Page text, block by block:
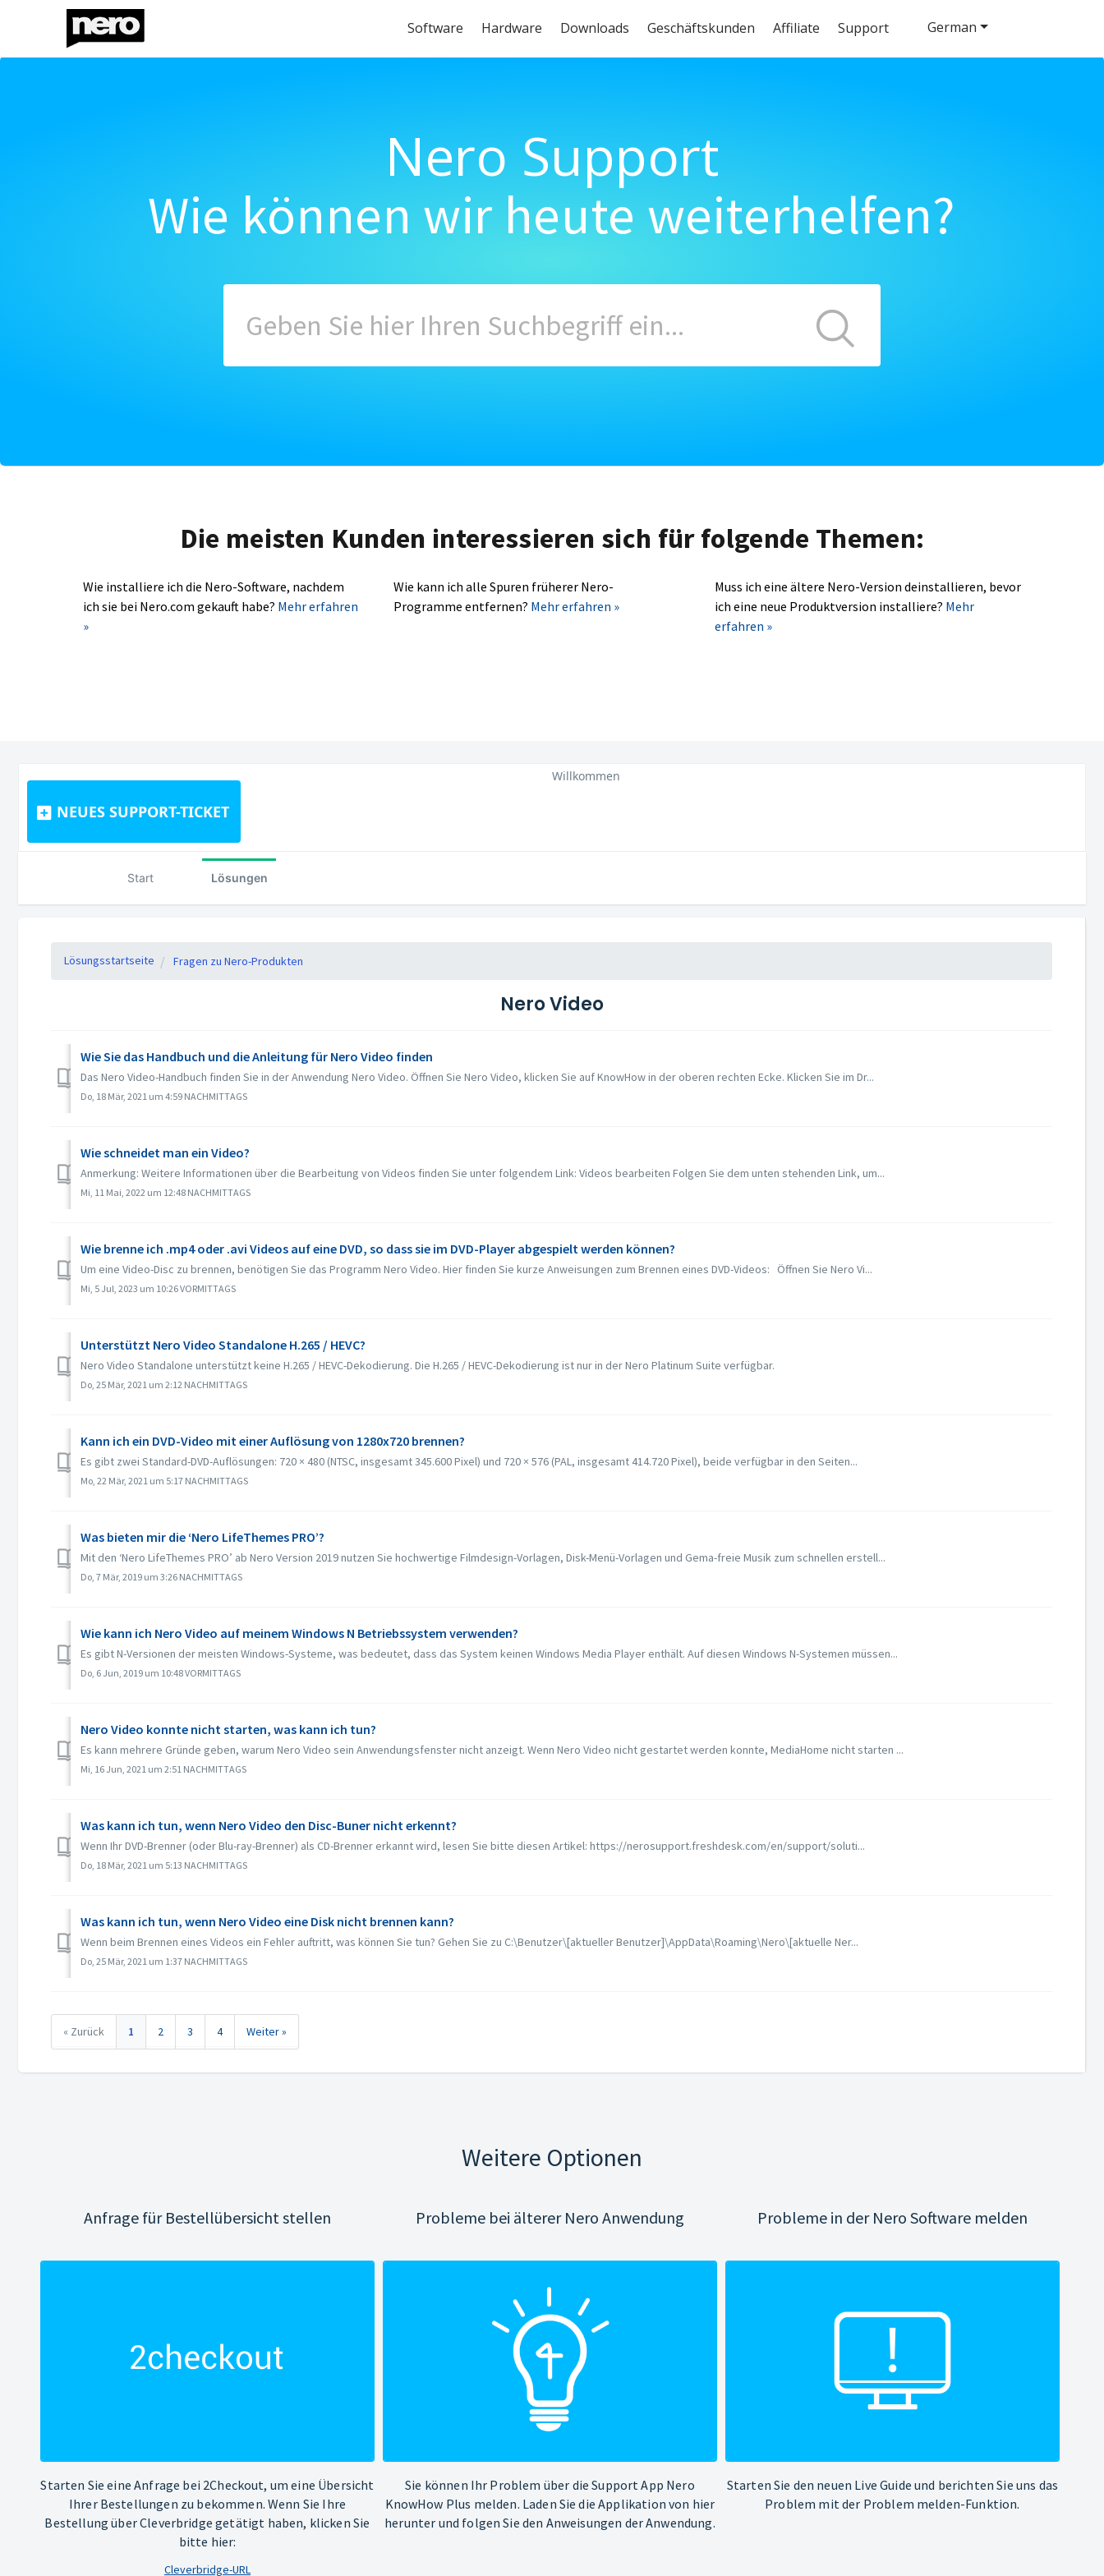
Software Hardware Downloads Geschäftskunden Affiliate Support
Nero Support
Wie können wir heute weiterhelfen?
Die meisten Kunden interessieren sich für folgende Themen:
Wie installiere ich die Nero-Software, nachdem
ich sie bei Nero.com gekauft habe? Mehr erfahren
»
Wie kann ich alle Spuren früherer Nero-
Programme entfernen? Mehr erfahren »
Muss ich eine ältere Nero-Version deinstallieren, bevor
ich eine neue Produktversion installiere? Mehr
erfahren »
NEUES SUPPORT-TICKET
German
Willkommen
Start Lösungen
Lösungsstartseite Fragen zu Nero-Produkten
Nero Video
Wie Sie das Handbuch und die Anleitung für Nero Video finden
Das Nero Video-Handbuch finden Sie in der Anwendung Nero Video. Öffnen Sie Nero Video, klicken Sie auf KnowHow in der oberen rechten Ecke. Klicken Sie im Dr...
Do, 18 Mär, 2021 um 4:59 NACHMITTAGS
Wie schneidet man ein Video?
Anmerkung: Weitere Informationen über die Bearbeitung von Videos finden Sie unter folgendem Link: Videos bearbeiten Folgen Sie dem unten stehenden Link, um...
Mi, 11 Mai, 2022 um 12:48 NACHMITTAGS
Wie brenne ich .mp4 oder .avi Videos auf eine DVD, so dass sie im DVD-Player abgespielt werden können?
Um eine Video-Disc zu brennen, benötigen Sie das Programm Nero Video. Hier finden Sie kurze Anweisungen zum Brennen eines DVD-Videos: Öffnen Sie Nero Vi...
Mi, 5 Jul, 2023 um 10:26 VORMITTAGS
Unterstützt Nero Video Standalone H.265 / HEVC?
Nero Video Standalone unterstützt keine H.265 / HEVC-Dekodierung. Die H.265 / HEVC-Dekodierung ist nur in der Nero Platinum Suite verfügbar.
Do, 25 Mär, 2021 um 2:12 NACHMITTAGS
Kann ich ein DVD-Video mit einer Auflösung von 1280x720 brennen?
Es gibt zwei Standard-DVD-Auflösungen: 720 × 480 (NTSC, insgesamt 345.600 Pixel) und 720 × 576 (PAL, insgesamt 414.720 Pixel), beide verfügbar in den Seiten...
Mo, 22 Mär, 2021 um 5:17 NACHMITTAGS
Was bieten mir die ‘Nero LifeThemes PRO’?
Mit den ‘Nero LifeThemes PRO’ ab Nero Version 2019 nutzen Sie hochwertige Filmdesign-Vorlagen, Disk-Menü-Vorlagen und Gema-freie Musik zum schnellen erstell...
Do, 7 Mär, 2019 um 3:26 NACHMITTAGS
Wie kann ich Nero Video auf meinem Windows N Betriebssystem verwenden?
Es gibt N-Versionen der meisten Windows-Systeme, was bedeutet, dass das System keinen Windows Media Player enthält. Auf diesen Windows N-Systemen müssen...
Do, 6 Jun, 2019 um 10:48 VORMITTAGS
Nero Video konnte nicht starten, was kann ich tun?
Es kann mehrere Gründe geben, warum Nero Video sein Anwendungsfenster nicht anzeigt. Wenn Nero Video nicht gestartet werden konnte, MediaHome nicht starten ...
Mi, 16 Jun, 2021 um 2:51 NACHMITTAGS
Was kann ich tun, wenn Nero Video den Disc-Buner nicht erkennt?
Wenn Ihr DVD-Brenner (oder Blu-ray-Brenner) als CD-Brenner erkannt wird, lesen Sie bitte diesen Artikel: https://nerosupport.freshdesk.com/en/support/soluti...
Do, 18 Mär, 2021 um 5:13 NACHMITTAGS
Was kann ich tun, wenn Nero Video eine Disk nicht brennen kann?
Wenn beim Brennen eines Videos ein Fehler auftritt, was können Sie tun? Gehen Sie zu C:\Benutzer\[aktueller Benutzer]\AppData\Roaming\Nero\[aktuelle Ner...
Do, 25 Mär, 2021 um 1:37 NACHMITTAGS
« Zurück 1 2 3 4 Weiter »
Weitere Optionen
Anfrage für Bestellübersicht stellen
Starten Sie eine Anfrage bei 2Checkout, um eine Übersicht
Ihrer Bestellungen zu bekommen. Wenn Sie Ihre
Bestellung über Cleverbridge getätigt haben, klicken Sie
bitte hier:
Cleverbridge-URL
Probleme bei älterer Nero Anwendung
Sie können Ihr Problem über die Support App Nero
KnowHow Plus melden. Laden Sie die Applikation von hier
herunter und folgen Sie den Anweisungen der Anwendung.
Probleme in der Nero Software melden
Starten Sie den neuen Live Guide und berichten Sie uns das
Problem mit der Problem melden-Funktion.